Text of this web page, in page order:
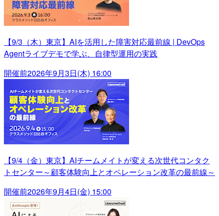
【9/3（木）東京】AIを活用した障害対応最前線 | DevOps
Agentライブデモで学ぶ、自律型運用の実践
開催前2026年9月3日(木) 16:00
【9/4（金）東京】AIチームメイトが変える次世代コンタク
トセンター～顧客体験向上とオペレーション改革の最前線～
開催前2026年9月4日(金) 15:00